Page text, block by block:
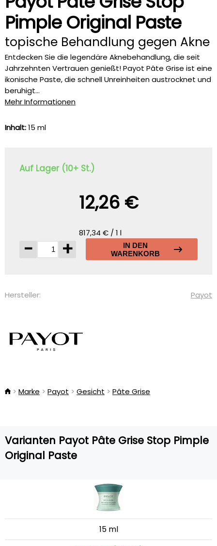
Pimple Original Paste
topische Behandlung gegen Akne
Entdecken Sie die legendäre Aknebehandlung, die seit
Jahrzehnten Vertrauen genießt! Payot Pâte Grise ist eine
ikonische Paste, die schnell Unreinheiten austrocknet und
beruhigt...
Mehr Informationen
Inhalt:15 ml
Auf Lager (10+ St.)
12,26 €
817,34 € / 1 l
- +
IN DEN
WARENKORB
Hersteller: Payot
Marke Payot Gesicht Pâte Grise
Varianten Payot Pâte Grise Stop Pimple
Original Paste
15 ml